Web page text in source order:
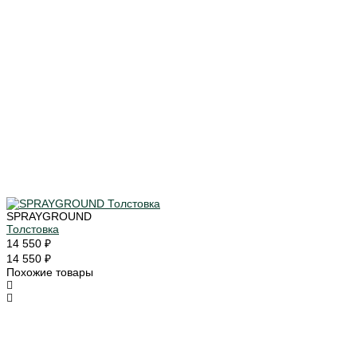
SPRAYGROUND
Толстовка
14 550 ₽
14 550 ₽
Похожие товары